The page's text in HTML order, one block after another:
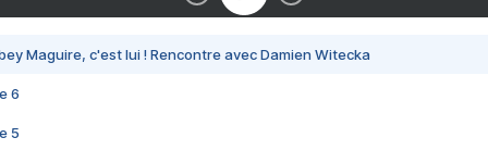
Maguire, c'est lui ! Rencontre avec Damien Witecka
6
5